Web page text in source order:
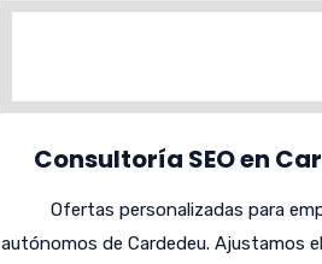
Consultoría SEO en
Ofertas personalizadas para
autónomos de Cardedeu. Ajustamos